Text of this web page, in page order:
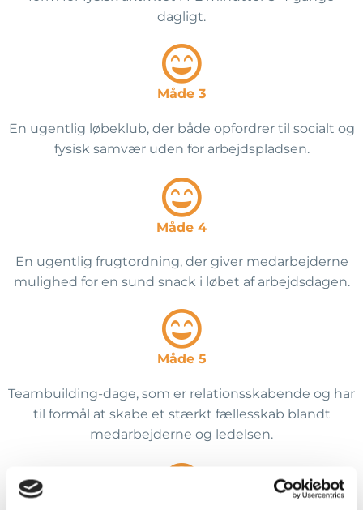
dagligt.
Måde 3
En ugentlig løbeklub, der både opfordrer til socialt og
fysisk samvær uden for arbejdspladsen.
Måde 4
En ugentlig frugtordning, der giver medarbejderne
mulighed for en sund snack i løbet af arbejdsdagen.
Måde 5
Teambuilding-dage, som er relationsskabende og har
til formål at skabe et stærkt fællesskab blandt
medarbejderne og ledelsen.